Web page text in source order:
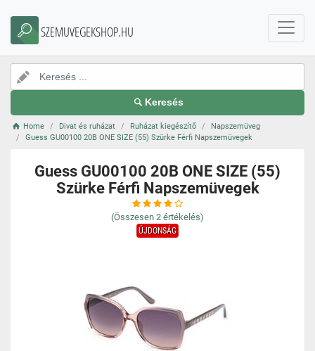
SZEMUVEGEKSHOP.HU
Keresés
Home Divat és ruházat Ruházat kiegészítő
Napszemüveg
Guess GU00100 20B ONE SIZE (55) Szürke Férfi Napszemüvegek
Guess GU00100 20B ONE SIZE (55)
Szürke Férfi Napszemüvegek
(Összesen 2 értékelés)
ÚJDONSÁG